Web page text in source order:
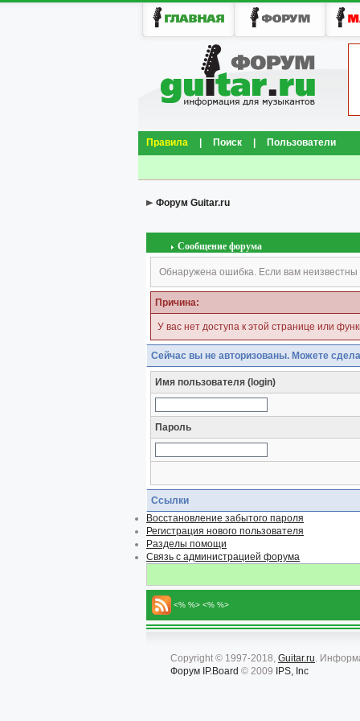
Правила Поиск Пользователи
Форум Guitar.ru
Сообщение форума
Обнаружена ошибка. Если вам
Причина:
У вас нет доступа к этой странице или
Сейчас вы не авторизованы. Можете
Имя пользователя (login)
Пароль
Ссылки
Восстановление забытого пароля
Регистрация нового пользователя
Разделы помощи
Связь с администрацией форума
<% %> <% %>
Copyright © 1997-2018, Guitar.ru.
Форум IP.Board © 2009 IPS, Inc